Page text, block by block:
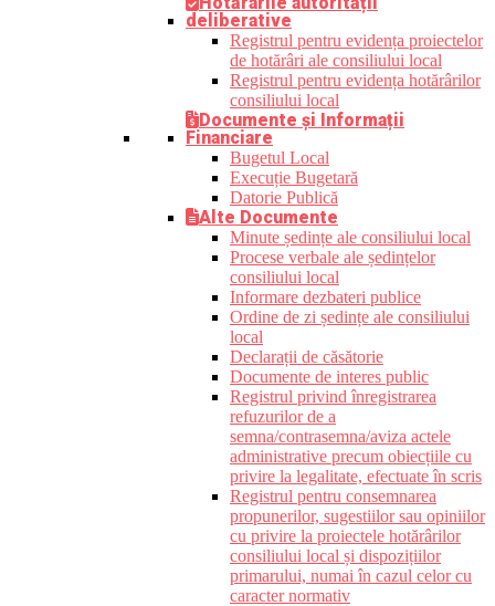
deliberative
Registrul pentru evidența proiectelor
de hotărâri ale consiliului local
Registrul pentru evidența hotărârilor
consiliului local
Documente și Informații
Financiare
Bugetul Local
Execuție Bugetară
Datorie Publică
Alte Documente
Minute ședințe ale consiliului local
Procese verbale ale ședințelor
consiliului local
Informare dezbateri publice
Ordine de zi ședințe ale consiliului
local
Declarații de căsătorie
Documente de interes public
Registrul privind înregistrarea
refuzurilor de a
semna/contrasemna/aviza actele
administrative precum obiecțiile cu
privire la legalitate, efectuate în scris
Registrul pentru consemnarea
propunerilor, sugestiilor sau opiniilor
cu privire la proiectele hotărârilor
consiliului local și dispozițiilor
primarului, numai în cazul celor cu
caracter normativ